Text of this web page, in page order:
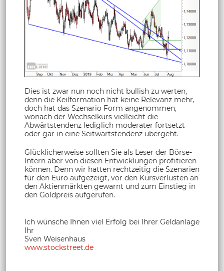
Dies ist zwar nun noch nicht bullish zu werten,
denn die Keilformation hat keine Relevanz mehr,
doch hat das Szenario Form angenommen,
wonach der Wechselkurs vielleicht die
Abwärtstendenz lediglich moderater fortsetzt
oder gar in eine Seitwärtstendenz übergeht.
Glücklicherweise sollten Sie als Leser der Börse-
Intern aber von diesen Entwicklungen profitieren
können. Denn wir hatten rechtzeitig die Szenarien
für den Euro aufgezeigt, vor den Kursverlusten an
den Aktienmärkten gewarnt und zum Einstieg in
den Goldpreis aufgerufen.
Ich wünsche Ihnen viel Erfolg bei Ihrer Geldanlage
Ihr
Sven Weisenhaus
www.stockstreet.de